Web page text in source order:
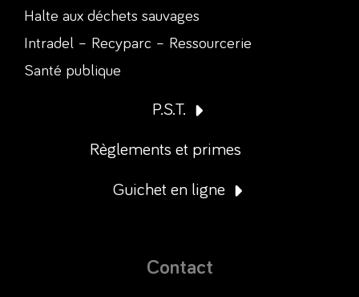
Halte aux déchets sauvages
Intradel – Recyparc – Ressourcerie
Santé publique
P.S.T.
Règlements et primes
Guichet en ligne
Contact